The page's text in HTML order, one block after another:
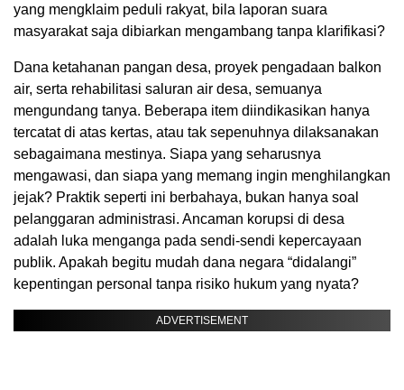
yang mengklaim peduli rakyat, bila laporan suara
masyarakat saja dibiarkan mengambang tanpa klarifikasi?
Dana ketahanan pangan desa, proyek pengadaan balkon
air, serta rehabilitasi saluran air desa, semuanya
mengundang tanya. Beberapa item diindikasikan hanya
tercatat di atas kertas, atau tak sepenuhnya dilaksanakan
sebagaimana mestinya. Siapa yang seharusnya
mengawasi, dan siapa yang memang ingin menghilangkan
jejak? Praktik seperti ini berbahaya, bukan hanya soal
pelanggaran administrasi. Ancaman korupsi di desa
adalah luka menganga pada sendi-sendi kepercayaan
publik. Apakah begitu mudah dana negara “didalangi”
kepentingan personal tanpa risiko hukum yang nyata?
ADVERTISEMENT